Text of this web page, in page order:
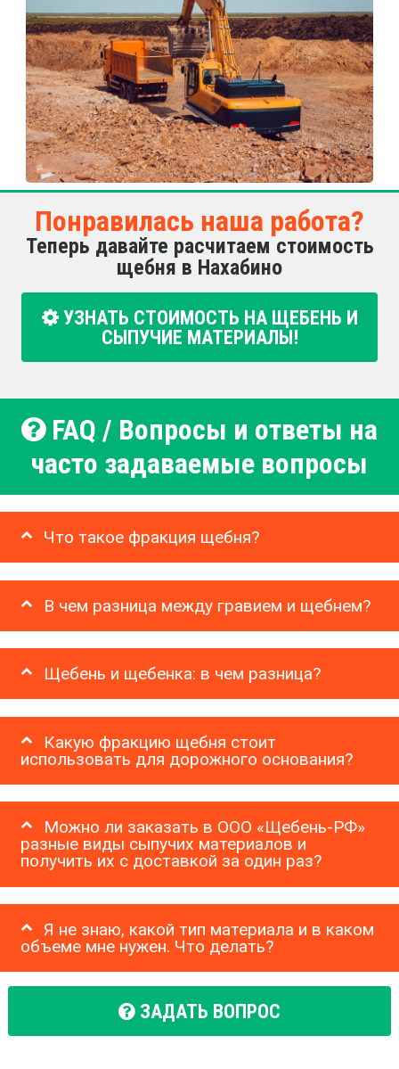
Понравилась наша работа?
Теперь давайте расчитаем стоимость
щебня в Нахабино
УЗНАТЬ СТОИМОСТЬ НА ЩЕБЕНЬ И
СЫПУЧИЕ МАТЕРИАЛЫ!
FAQ / Вопросы и ответы на
часто задаваемые вопросы
Что такое фракция щебня?
В чем разница между гравием и щебнем?
Щебень и щебенка: в чем разница?
Какую фракцию щебня стоит
использовать для дорожного основания?
Можно ли заказать в ООО «Щебень-РФ»
разные виды сыпучих материалов и
получить их с доставкой за один раз?
Я не знаю, какой тип материала и в каком
объеме мне нужен. Что делать?
ЗАДАТЬ ВОПРОС